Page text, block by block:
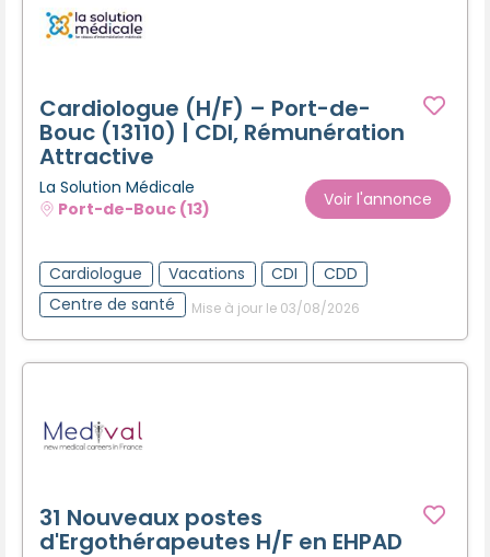
Cardiologue (H/F) – Port-de-
Bouc (13110) | CDI, Rémunération
Attractive
La Solution Médicale
Port-de-Bouc (13)
Voir l'annonce
Cardiologue Vacations CDI
CDD
Centre de santé
Mise à jour le 03/08/2026
31 Nouveaux postes
d'Ergothérapeutes H/F en EHPAD